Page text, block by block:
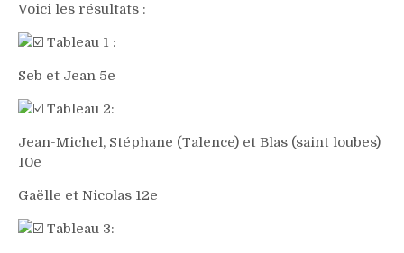
Voici les résultats :
Tableau 1 :
Seb et Jean 5e
Tableau 2:
Jean-Michel, Stéphane (Talence) et Blas (saint loubes)
10e
Gaëlle et Nicolas 12e
Tableau 3: